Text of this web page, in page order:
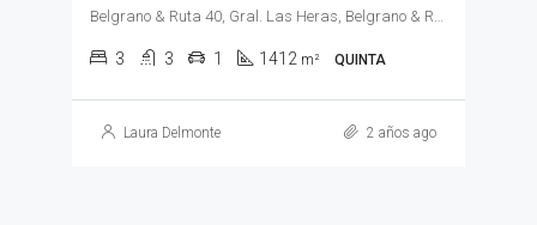
3 3 1 1412 m² QUINTA
Laura Delmonte 2 años ago